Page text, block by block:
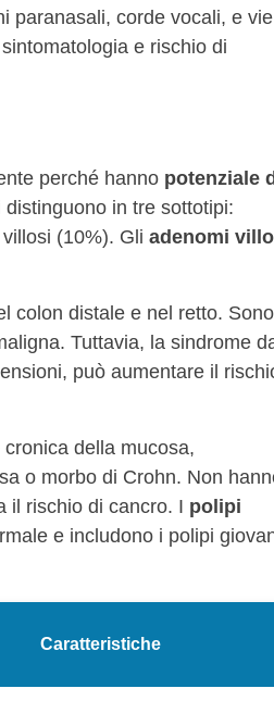
paranasali, corde vocali, e vie
e rischio di
perché hanno potenziale
distinguono in tre sottotipi:
(10%). Gli adenomi
colon distale e nel retto. Sono
Tuttavia, la sindrome
può aumentare il
della mucosa,
o morbo di Crohn. Non
il rischio di cancro. I polipi
e includono i polipi
Caratteristiche